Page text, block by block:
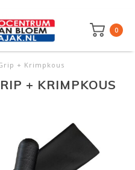
0
+ Krimpkous
+ KRIMPKOUS